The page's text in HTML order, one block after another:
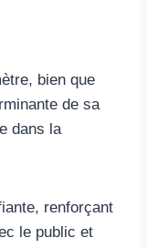
bien que
de sa
dans la
renforçant
le public et